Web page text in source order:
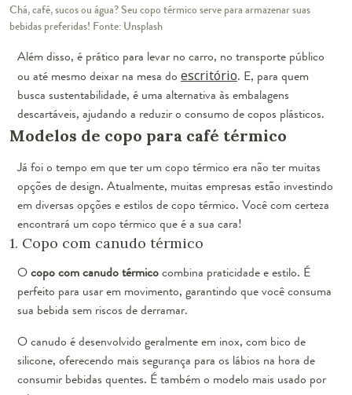
Chá, café, sucos ou água? Seu copo térmico serve para armazenar suas
bebidas preferidas! Fonte: Unsplash
Além disso, é prático para levar no carro, no transporte público
ou até mesmo deixar na mesa do escritório. E, para quem
busca sustentabilidade, é uma alternativa às embalagens
descartáveis, ajudando a reduzir o consumo de copos plásticos.
Modelos de copo para café térmico
Já foi o tempo em que ter um copo térmico era não ter muitas
opções de design. Atualmente, muitas empresas estão investindo
em diversas opções e estilos de copo térmico. Você com certeza
encontrará um copo térmico que é a sua cara!
1. Copo com canudo térmico
Ocopo com canudo térmicocombina praticidade e estilo. É
perfeito para usar em movimento, garantindo que você consuma
sua bebida sem riscos de derramar.
O canudo é desenvolvido geralmente em inox, com bico de
silicone, oferecendo mais segurança para os lábios na hora de
consumir bebidas quentes. É também o modelo mais usado por